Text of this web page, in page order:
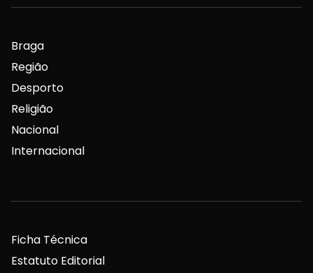
Braga
Região
Desporto
Religião
Nacional
Internacional
Ficha Técnica
Estatuto Editorial